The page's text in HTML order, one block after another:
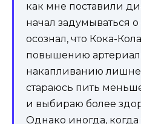
как мне поставили
начал задумываться
осознал, что Кока-
повышению
накапливанию
стараюсь пить
и выбираю более
Однако иногда, когда